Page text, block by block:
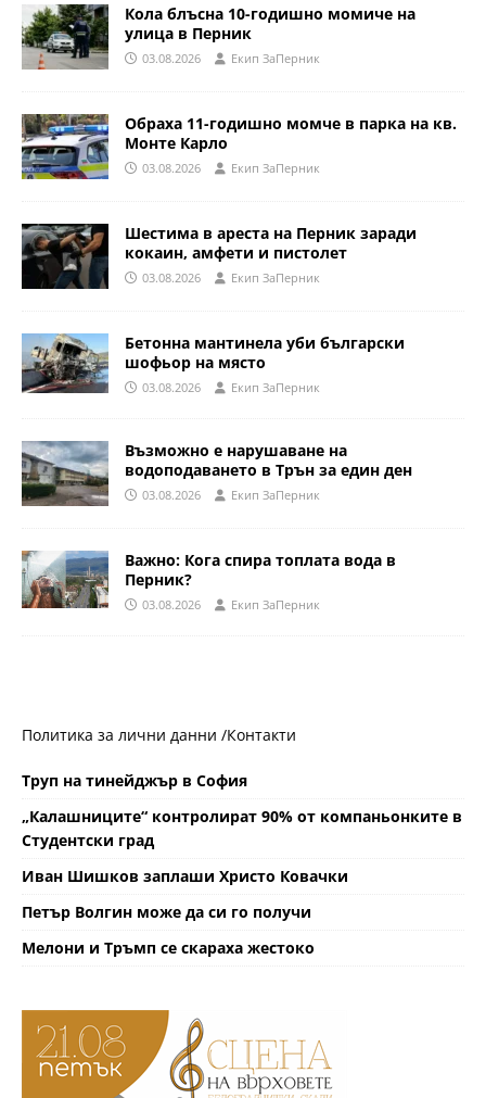
Кола блъсна 10-годишно момиче на
улица в Перник
03.08.2026 Eкип ЗаПерник
Обраха 11-годишно момче в парка на кв.
Монте Карло
03.08.2026 Eкип ЗаПерник
Шестима в ареста на Перник заради
кокаин, амфети и пистолет
03.08.2026 Eкип ЗаПерник
Бетонна мантинела уби български
шофьор на място
03.08.2026 Eкип ЗаПерник
Възможно е нарушаване на
водоподаването в Трън за един ден
03.08.2026 Eкип ЗаПерник
Важно: Кога спира топлата вода в
Перник?
03.08.2026 Eкип ЗаПерник
Политика за лични данни /Контакти
Труп на тинейджър в София
„Калашниците“ контролират 90% от компаньонките в
Студентски град
Иван Шишков заплаши Христо Ковачки
Петър Волгин може да си го получи
Мелони и Тръмп се скараха жестоко